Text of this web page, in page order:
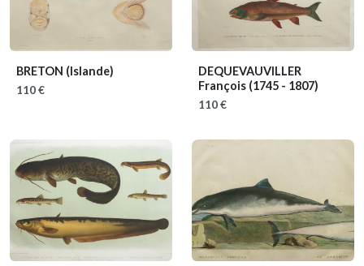
BRETON (Islande)
110 €
DEQUEVAUVILLER
François (1745 - 1807)
110 €